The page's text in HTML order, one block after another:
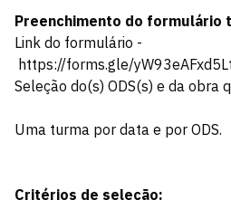
Preenchimento do formulário
Link do formulário -
https://forms.gle/
Seleção do(s) ODS(s) e da obra
Uma turma por data e por ODS.
Critérios de seleção: